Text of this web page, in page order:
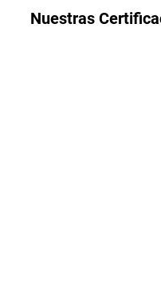
Nuestras